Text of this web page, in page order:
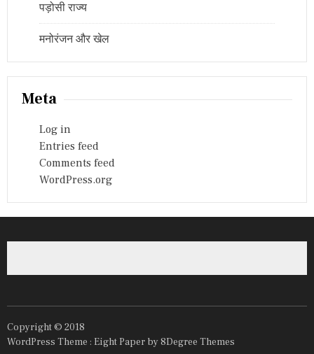
पड़ोसी राज्य
मनोरंजन और खेल
Meta
Log in
Entries feed
Comments feed
WordPress.org
Copyright © 2018
WordPress Theme : Eight Paper by 8Degree Themes